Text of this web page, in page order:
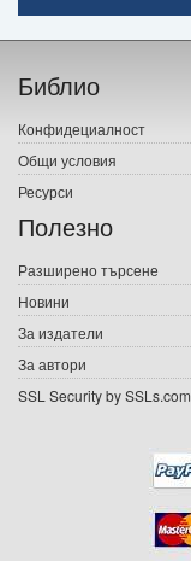
Начало
Печатни книги
Електронни книги
Е-списания
Подаръци
Ваучери
Библио
Конфидециалност
Общи условия
Ресурси
Полезно
Разширено търсене
Новини
За издатели
За автори
SSL Security by SSLs.com